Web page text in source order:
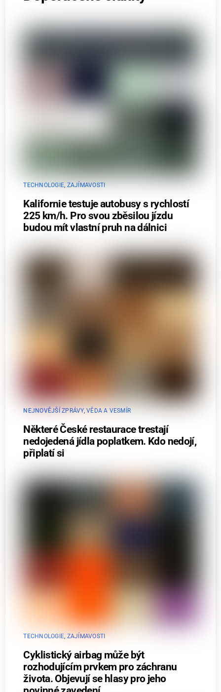
TECHNOLOGIE, ZAJÍMAVOSTI
Kalifornie testuje autobusy s rychlostí
225 km/h. Pro svou zběsilou jízdu
budou mít vlastní pruh na dálnici
NEJNOVĚJŠÍ ZPRÁVY,VĚDA A VESMÍR
Některé České restaurace trestají
nedojedená jídla poplatkem. Kdo nedojí,
připlatí si
TECHNOLOGIE, ZAJÍMAVOSTI
Cyklistický airbag může být
rozhodujícím prvkem pro záchranu
života. Objevují se hlasy pro jeho